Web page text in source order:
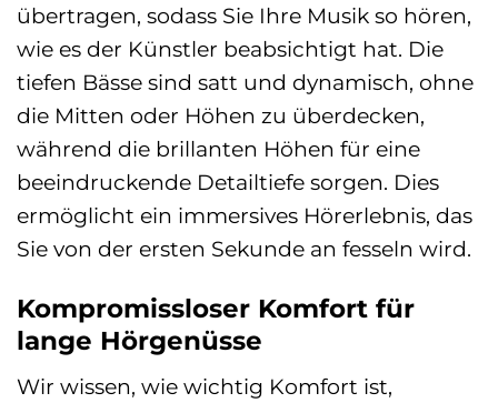
übertragen, sodass Sie Ihre Musik so hören,
wie es der Künstler beabsichtigt hat. Die
tiefen Bässe sind satt und dynamisch, ohne
die Mitten oder Höhen zu überdecken,
während die brillanten Höhen für eine
beeindruckende Detailtiefe sorgen. Dies
ermöglicht ein immersives Hörerlebnis, das
Sie von der ersten Sekunde an fesseln wird.
Kompromissloser Komfort für
lange Hörgenüsse
Wir wissen, wie wichtig Komfort ist,